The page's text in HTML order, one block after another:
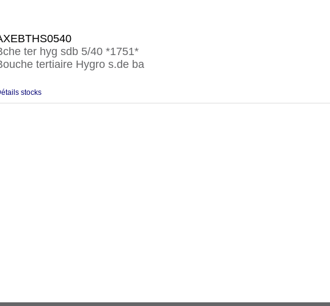
ter hyg sdb 5/40 *1751*
tertiaire Hygro s.de ba
stocks